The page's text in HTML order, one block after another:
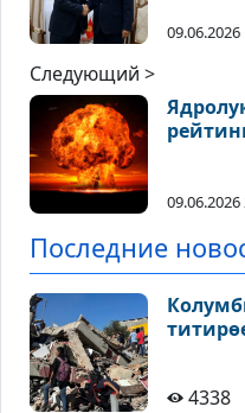
09.06.2026
Следующий >
09.06.2026
Последние
4338